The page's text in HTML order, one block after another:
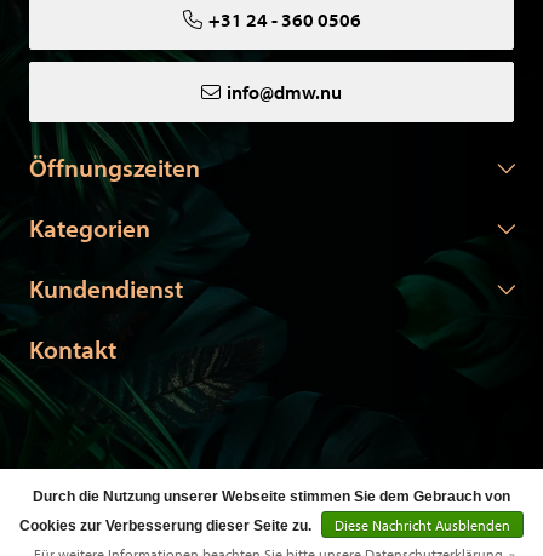
+31 24 - 360 0506
info@dmw.nu
Öffnungszeiten
Kategorien
Kundendienst
Kontakt
© Copyright 2026 DMW.nu -Webshop laten makendoor Red
Banana
Durch die Nutzung unserer Webseite stimmen Sie dem Gebrauch von
Cookies zur Verbesserung dieser Seite zu.
Diese Nachricht Ausblenden